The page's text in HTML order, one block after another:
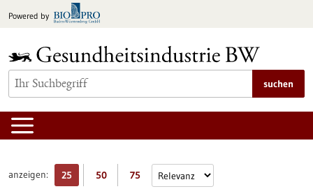
Inhalt
Powered by
suchen
anzeigen: 25 50 75